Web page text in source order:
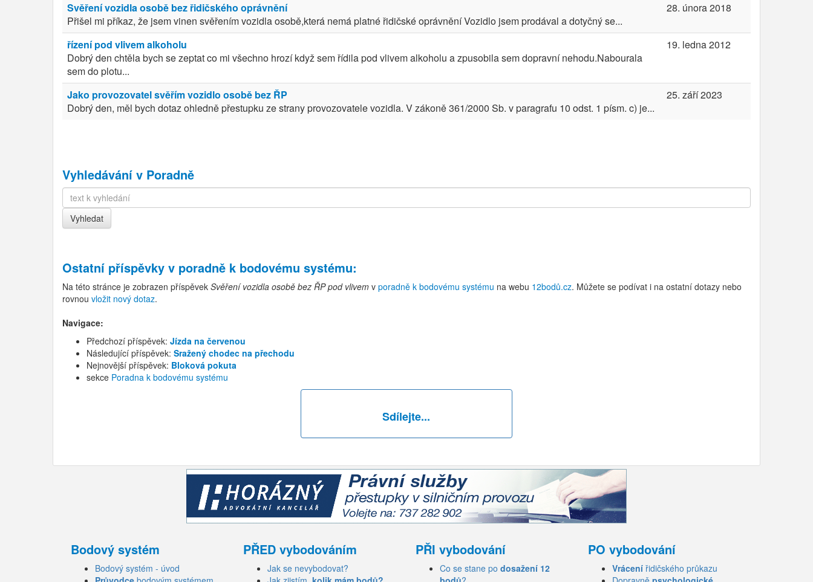
Svěření vozidla osobě bez řidičského oprávnění
Přišel mi příkaz, že jsem vinen svěřením vozidla osobě,která nemá platné řidičské oprávnění Vozidlo jsem prodával a dotyčný se...
28. února 2018
řízení pod vlivem alkoholu
Dobrý den chtěla bych se zeptat co mi všechno hrozí když sem řídila pod vlivem alkoholu a zpusobila sem dopravní nehodu.Nabourala
sem do plotu...
19. ledna 2012
Jako provozovatel svěřím vozidlo osobě bez ŘP
Dobrý den, měl bych dotaz ohledně přestupku ze strany provozovatele vozidla. V zákoně 361/2000 Sb. v paragrafu 10 odst. 1 písm. c) je...
25. září 2023
Vyhledávání v Poradně
Ostatní příspěvky v poradně k bodovému systému:
Na této stránce je zobrazen příspěvek Svěření vozidla osobě bez ŘP pod vlivem v poradně k bodovému systému na webu 12bodů.cz. Můžete se podívat i na ostatní dotazy nebo
rovnou vložit nový dotaz.
Navigace:
Předchozí příspěvek: Jízda na červenou
Následující příspěvek: Sražený chodec na přechodu
Nejnovější příspěvek: Bloková pokuta
sekce Poradna k bodovému systému
Sdílejte...
Bodový systém
Bodový systém - úvod
PŘED vybodováním
Jak se nevybodovat?
PŘI vybodování
Co se stane po dosažení 12
PO vybodování
Vrácení řidičského průkazu